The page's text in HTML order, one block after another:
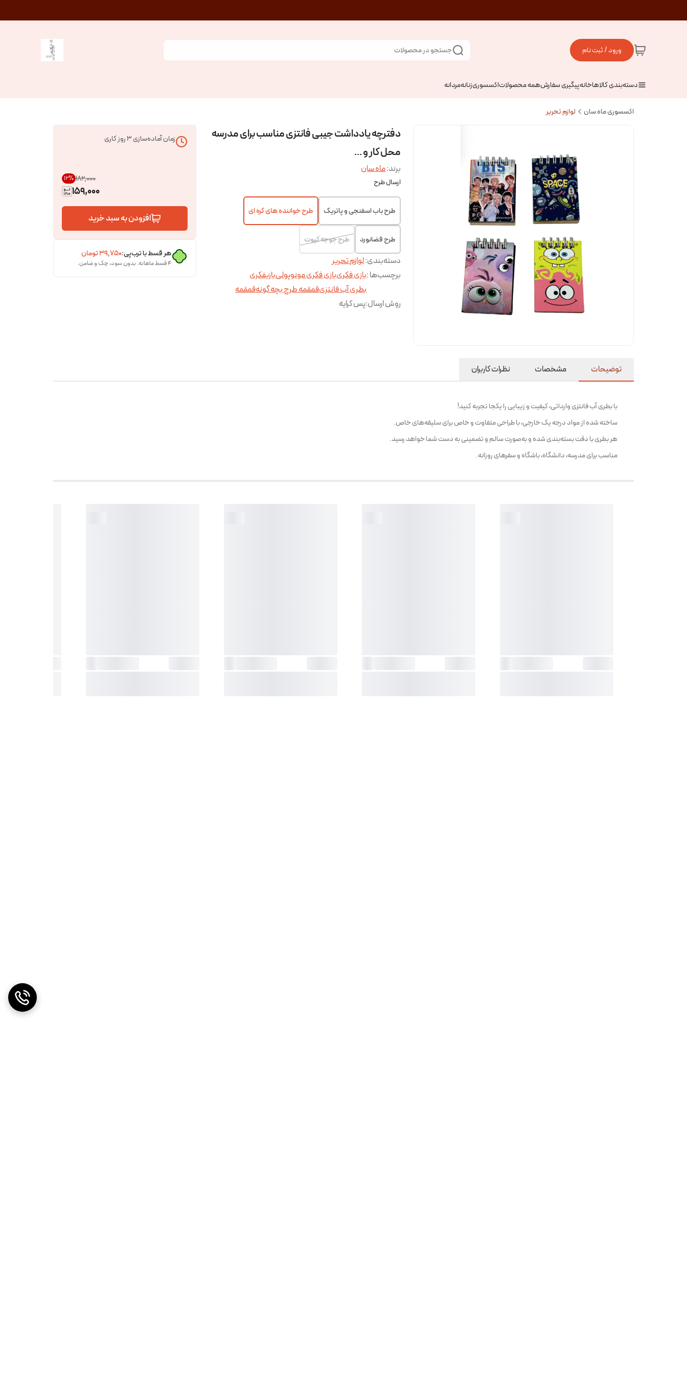
ورود / ثبت نام جستجو در محصولات
دسته‌بندی کالاهاخانهپیگیری سفارشهمه محصولاتاکسسوریزنانهمردانه
اکسسوری ماه سان لوازم تحریر
دفترچه یادداشت جیبی فانتزی مناسب برای مدرسه
محل کار و ...
برند:ماه سان
ارسال طرح
طرح باب اسفنجی و پاتریک طرح خواننده های کره ای
طرح فضانورد طرح جوجه کیوت
دسته‌بندی:لوازم تحریر
برچسب‌ها :بازی فکریبازی فکری مونوپولیبازیفکری
بطری آب فانتزیقمقمه طرح بچه گونهقمقمه
روش ارسال:پس کرایه
زمان آماده‌سازی3روز کاری
۱۸۲٬۰۰۰ 12%
159,000
افزودن به سبد خرید
هر قسط با ترب‌پی:۳۹٬۷۵۰تومان
۴ قسط ماهانه. بدون سود، چک و ضامن.
توضیحات مشخصات نظرات کاربران
با بطری آب فانتزی وارداتی، کیفیت و زیبایی را یکجا تجربه کنید!
ساخته شده از مواد درجه یک خارجی، با طراحی متفاوت و خاص برای سلیقه‌های خاص.
هر بطری با دقت بسته‌بندی شده و به‌صورت سالم و تضمینی به دست شما خواهد رسید.
مناسب برای مدرسه، دانشگاه، باشگاه و سفرهای روزانه.